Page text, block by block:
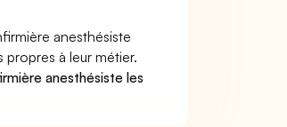
anesthésiste
à leur métier.
anesthésiste les